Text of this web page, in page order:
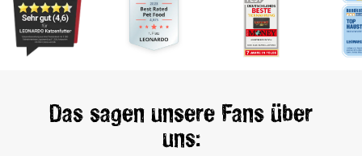
Das sagen unsere Fans über
uns: